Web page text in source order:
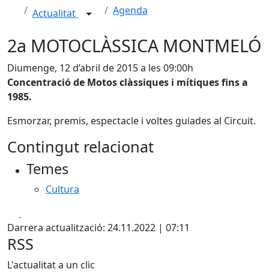
Actualitat Agenda
2a MOTOCLÀSSICA MONTMELÓ
Diumenge, 12 d’abril de 2015 a les 09:00h
Concentració de Motos clàssiques i mítiques fins a
1985.
Esmorzar, premis, espectacle i voltes guiades al Circuit.
Contingut relacionat
Temes
Cultura
Darrera actualització: 24.11.2022 | 07:11
RSS
L'actualitat a un clic